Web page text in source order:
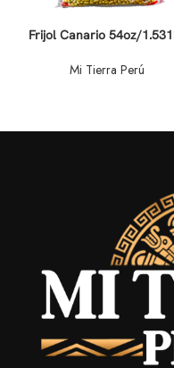
Frijol Canario 54oz/
Mi Tierra Perú